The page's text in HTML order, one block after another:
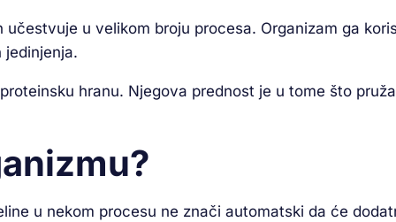
u velikom broju procesa. Organizam ga
jedinjenja.
hranu. Njegova prednost je u tome što
u nekom procesu ne znači automatski da će